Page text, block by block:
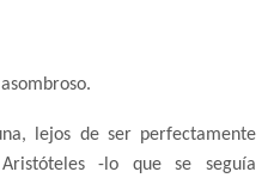
lejos de ser perfectamente
-lo que se seguía